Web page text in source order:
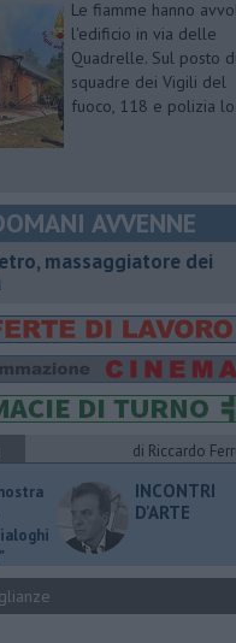
Le fiamme hanno
l'edificio in via delle
Quadrelle. Sul posto
squadre dei Vigili del
fuoco, 118 e polizia
AVVENNE
massaggiatore dei
di Riccardo
INCONTRI
D'ARTE